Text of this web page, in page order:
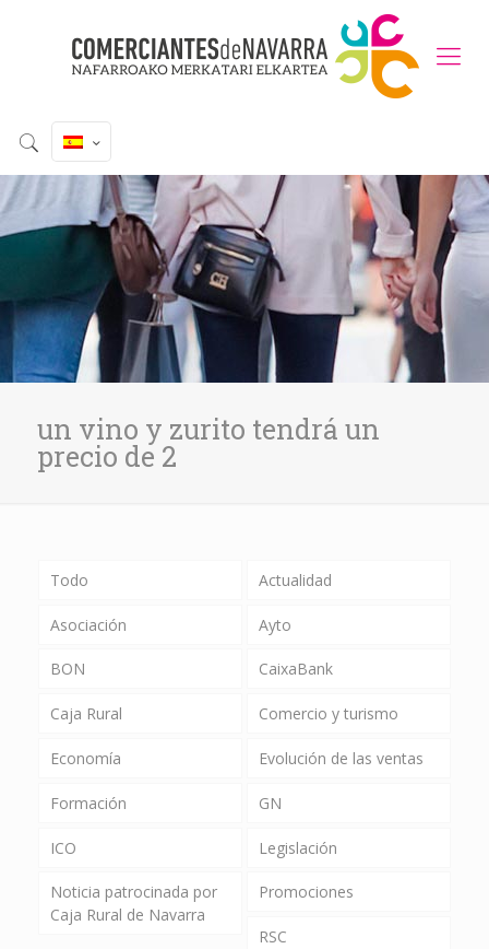
un vino y zurito tendrá un
precio de 2
Todo Actualidad
Asociación Ayto
BON CaixaBank
Caja Rural Comercio y turismo
Economía Evolución de las ventas
Formación GN
ICO Legislación
Noticia patrocinada por
Caja Rural de Navarra
Promociones
RSC